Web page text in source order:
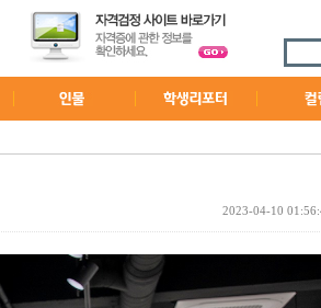
2023-04-10